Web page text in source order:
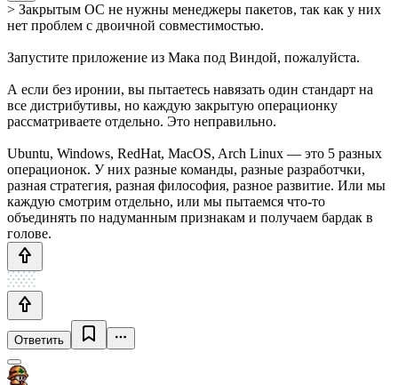
> Закрытым ОС не нужны менеджеры пакетов, так как у них
нет проблем с двоичной совместимостью.
Запустите приложение из Мака под Виндой, пожалуйста.
А если без иронии, вы пытаетесь навязать один стандарт на
все дистрибутивы, но каждую закрытую операционку
рассматриваете отдельно. Это неправильно.
Ubuntu, Windows, RedHat, MacOS, Arch Linux — это 5 разных
операционок. У них разные команды, разные разработчки,
разная стратегия, разная философия, разное развитие. Или мы
каждую смотрим отдельно, или мы пытаемся что-то
объединять по надуманным признакам и получаем бардак в
голове.
Ответить